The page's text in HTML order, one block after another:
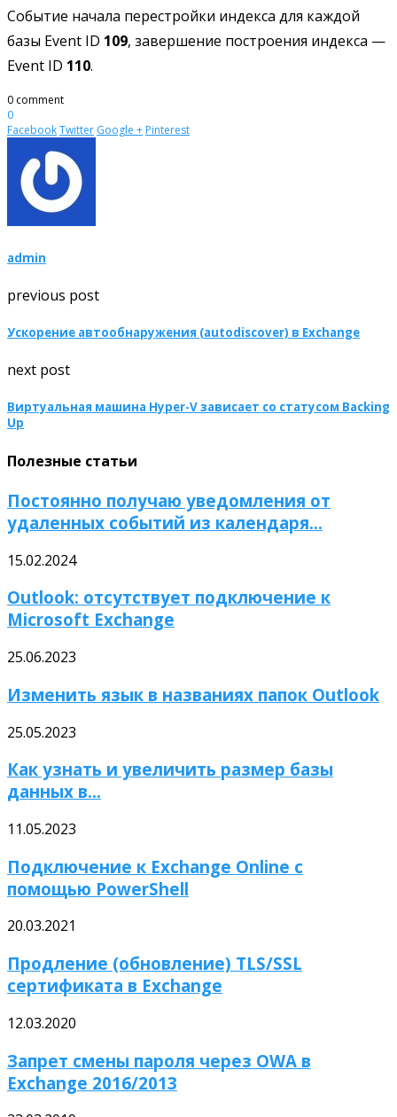
Событие начала перестройки индекса для каждой
базы Event ID 109, завершение построения индекса —
Event ID 110.
0 comment
0
FacebookTwitter Google + Pinterest
admin
previous post
Ускорение автообнаружения (autodiscover) в Exchange
next post
Виртуальная машина Hyper-V зависает со статусом Backing
Up
Полезные статьи
Постоянно получаю уведомления от
удаленных событий из календаря...
15.02.2024
Outlook: отсутствует подключение к
Microsoft Exchange
25.06.2023
Изменить язык в названиях папок Outlook
25.05.2023
Как узнать и увеличить размер базы
данных в...
11.05.2023
Подключение к Exchange Online с
помощью PowerShell
20.03.2021
Продление (обновление) TLS/SSL
сертификата в Exchange
12.03.2020
Запрет смены пароля через OWA в
Exchange 2016/2013